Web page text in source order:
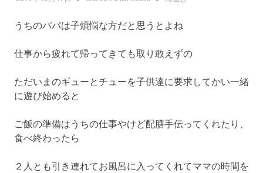
うちのパパは子煩悩な方だと思うとよね
仕事から疲れて帰ってきても取り敢えずの
ただいまのギューとチューを子供達に要求してかい一緒
に遊び始めると
ご飯の準備はうちの仕事やけど配膳手伝ってくれたり、
食べ終わったら
２人とも引き連れてお風呂に入ってくれてママの時間を